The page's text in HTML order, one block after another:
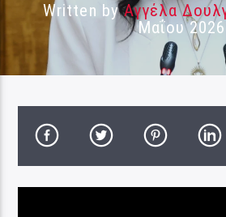
Written byΑγγέλα
Μαΐου 2026